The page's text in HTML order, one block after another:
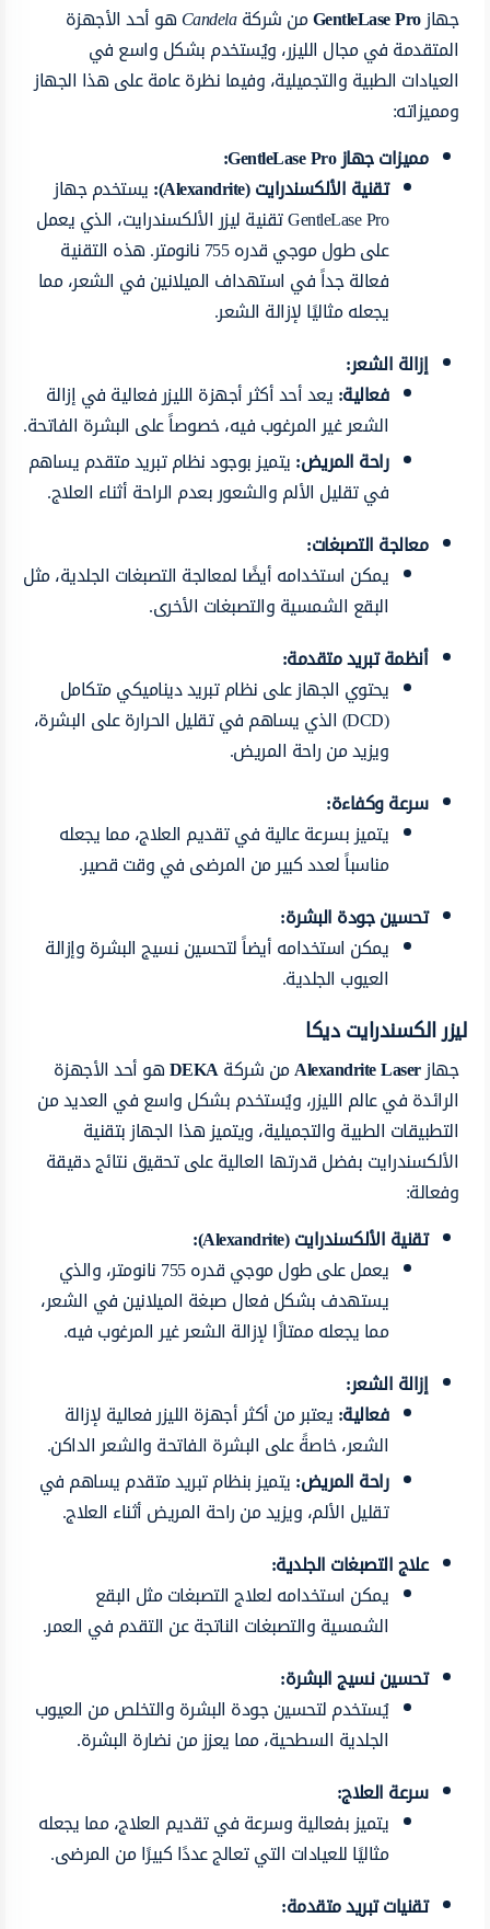
جهازGentleLase Proمن شركةCandelaهو أحد الأجهزة
المتقدمة في مجال الليزر، ويُستخدم بشكل واسع في
العيادات الطبية والتجميلية، وفيما نظرة عامة على هذا الجهاز
ومميزاته:
مميزات جهاز GentleLase Pro:
تقنية الألكسندرايت (Alexandrite):
يستخدم جهاز
GentleLase Pro تقنية ليزر الألكسندرايت، الذي يعمل
على طول موجي قدره 755 نانومتر. هذه التقنية
فعالة جداً في استهداف الميلانين في الشعر، مما
يجعله مثاليًا لإزالة الشعر.
إزالة الشعر:
فعالية:يعد أحد أكثر أجهزة الليزر فعالية في إزالة
الشعر غير المرغوب فيه، خصوصاً على البشرة الفاتحة.
راحة المريض:يتميز بوجود نظام تبريد متقدم يساهم
في تقليل الألم والشعور بعدم الراحة أثناء العلاج.
معالجة التصبغات:
يمكن استخدامه أيضًا لمعالجة التصبغات الجلدية، مثل
البقع الشمسية والتصبغات الأخرى.
أنظمة تبريد متقدمة:
يحتوي الجهاز على نظام تبريد ديناميكي متكامل
(DCD) الذي يساهم في تقليل الحرارة على البشرة،
ويزيد من راحة المريض.
سرعة وكفاءة:
يتميز بسرعة عالية في تقديم العلاج، مما يجعله
مناسباً لعدد كبير من المرضى في وقت قصير.
تحسين جودة البشرة:
يمكن استخدامه أيضاً لتحسين نسيج البشرة وإزالة
العيوب الجلدية.
ليزر الكسندرايت ديكا
جهازAlexandrite Laserمن شركةDEKAهو أحد الأجهزة
الرائدة في عالم الليزر، ويُستخدم بشكل واسع في العديد من
التطبيقات الطبية والتجميلية، ويتميز هذا الجهاز بتقنية
الألكسندرايت بفضل قدرتها العالية على تحقيق نتائج دقيقة
وفعالة:
تقنية الألكسندرايت (Alexandrite):
يعمل على طول موجي قدره 755 نانومتر، والذي
يستهدف بشكل فعال صبغة الميلانين في الشعر،
مما يجعله ممتازًا لإزالة الشعر غير المرغوب فيه.
إزالة الشعر:
فعالية:يعتبر من أكثر أجهزة الليزر فعالية لإزالة
الشعر، خاصةً على البشرة الفاتحة والشعر الداكن.
راحة المريض:يتميز بنظام تبريد متقدم يساهم في
تقليل الألم، ويزيد من راحة المريض أثناء العلاج.
علاج التصبغات الجلدية:
يمكن استخدامه لعلاج التصبغات مثل البقع
الشمسية والتصبغات الناتجة عن التقدم في العمر.
تحسين نسيج البشرة:
يُستخدم لتحسين جودة البشرة والتخلص من العيوب
الجلدية السطحية، مما يعزز من نضارة البشرة.
سرعة العلاج:
يتميز بفعالية وسرعة في تقديم العلاج، مما يجعله
مثاليًا للعيادات التي تعالج عددًا كبيرًا من المرضى.
تقنيات تبريد متقدمة: